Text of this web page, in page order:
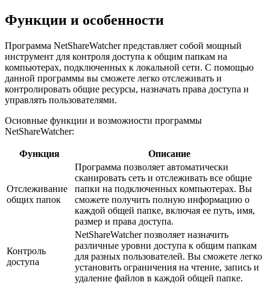
Функции и особенности
Программа NetShareWatcher представляет собой мощный
инструмент для контроля доступа к общим папкам на
компьютерах, подключенных к локальной сети. С помощью
данной программы вы сможете легко отслеживать и
контролировать общие ресурсы, назначать права доступа и
управлять пользователями.
Основные функции и возможности программы
NetShareWatcher:
Функция Описание
Отслеживание
общих папок
Программа позволяет автоматически
сканировать сеть и отслеживать все общие
папки на подключенных компьютерах. Вы
сможете получить полную информацию о
каждой общей папке, включая ее путь, имя,
размер и права доступа.
Контроль
доступа
NetShareWatcher позволяет назначить
различные уровни доступа к общим папкам
для разных пользователей. Вы сможете легко
установить ограничения на чтение, запись и
удаление файлов в каждой общей папке.